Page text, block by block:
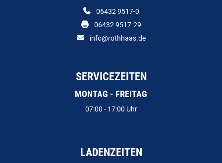
06432 9517-0
06432 9517-29
info@rothhaas.de
SERVICEZEITEN
MONTAG - FREITAG
07:00 - 17:00 Uhr
LADENZEITEN